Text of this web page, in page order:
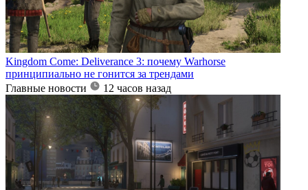
Kingdom Come: Deliverance 3: почему Warhorse
принципиально не гонится за трендами
Главные новости
12 часов назад